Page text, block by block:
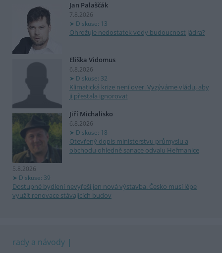
Jan Palaščák
7.8.2026
Diskuse: 13
Ohrožuje nedostatek vody budoucnost jádra?
Eliška Vidomus
6.8.2026
Diskuse: 32
Klimatická krize není over. Vyzýváme vládu, aby
ji přestala ignorovat
Jiří Michalisko
6.8.2026
Diskuse: 18
Otevřený dopis ministerstvu průmyslu a
obchodu ohledně sanace odvalu Heřmanice
5.8.2026
Diskuse: 39
Dostupné bydlení nevyřeší jen nová výstavba. Česko musí lépe
využít renovace stávajících budov
rady a návody